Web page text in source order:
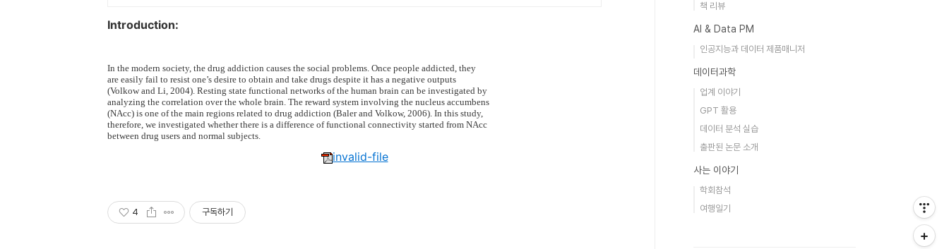
Introduction:
In the modern society, the drug addiction causes the social problems. Once people addicted, they
are easily fail to resist one’s desire to obtain and take drugs despite it has a negative outputs
(Volkow and Li, 2004). Resting state functional networks of the human brain can be investigated by
analyzing the correlation over the whole brain. The reward system involving the nucleus accumbens
(NAcc) is one of the main regions related to drug addiction (Baler and Volkow, 2006). In this study,
therefore, we investigated whether there is a difference of functional connectivity started from NAcc
between drug users and normal subjects.
invalid-file
4 구독하기
책 리뷰
AI & Data PM
인공지능과 데이터 제품매니저
데이터과학
업계 이야기
GPT 활용
데이터 분석 실습
출판된 논문 소개
사는 이야기
학회참석
여행일기